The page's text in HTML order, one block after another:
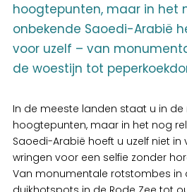
hoogtepunten, maar in het
onbekende Saoedi-Arabië
voor uzelf – van
de woestijn tot
In de meeste landen staat u in de
hoogtepunten, maar in het nog
Saoedi-Arabië hoeft u uzelf niet
wringen voor een selfie zonder
Van monumentale rotstombes in